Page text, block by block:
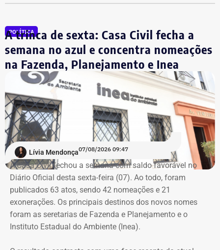
orientou a população a acompanhar os alertas da Defesa
A prefeitura do Rio também anunciou a medida de
suspender as aulas na rede pública municipal. A cidade
entrou em Estágio 2 às 19h05 de quinta-feira (06).
Inmet emite alertas para todo o
estado do Rio
O Instituto Nacional de Meteorologia (Inmet) emitiu
avisos de vendaval para o estado do Rio entre quinta-
feira (06) e sábado (08).
Durante o período, o estado está sob aviso amarelo, de
perigo potencial, com previsão de ventos entre 40 km/h e
POLÍTICA
A trinca de sexta: Casa Civil fecha a
semana no azul e concentra nomeações
na Fazenda, Planejamento e Inea
Lívia Mendonça07/08/2026 09:47
A Casa Civil fechou a semana com saldo favorável no
Diário Oficial desta sexta-feira (07). Ao todo, foram
publicados 63 atos, sendo 42 nomeações e 21
exonerações. Os principais destinos dos novos nomes
foram as seretarias de Fazenda e Planejamento e o
Instituto Estadual do Ambiente (Inea).